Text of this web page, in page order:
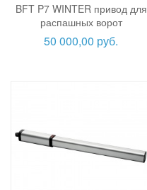
BFT P7 WINTER привод для
распашных ворот
50 000,00 руб.